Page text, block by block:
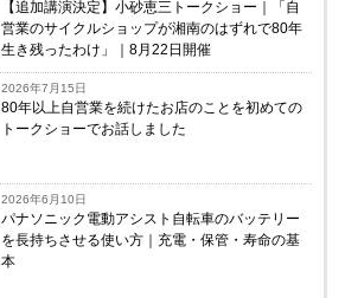
【追加講演決定】小砂恵三トークショー｜「自
営業のサイクルショップが湘南のはずれで80年
生き残ったわけ」｜8月22日開催
2026年7月15日
80年以上自営業を続けたお店のことを初めての
トークショーでお話しました
2026年6月10日
パナソニック電動アシスト自転車のバッテリー
を長持ちさせる使い方｜充電・保管・寿命の基
本